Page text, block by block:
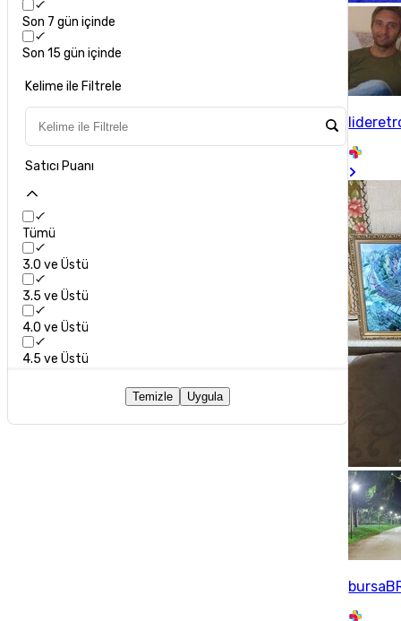
Son 7 gün içinde
Son 15 gün içinde
Kelime ile Filtrele
Satıcı Puanı
Tümü
3.0 ve Üstü
3.5 ve Üstü
4.0 ve Üstü
4.5 ve Üstü
Temizle Uygula